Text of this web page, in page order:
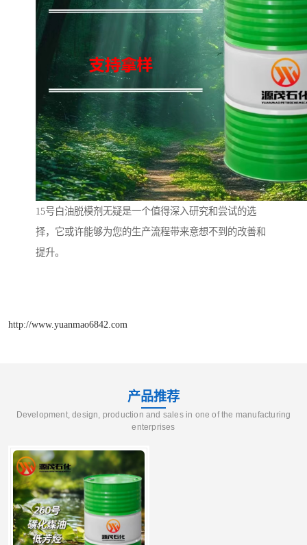
15号白油脱模剂无疑是一个值得深入研究和尝试的选
择，它或许能够为您的生产流程带来意想不到的改善和
提升。
http://www.yuanmao6842.com
产品推荐
Development, design, production and sales in one of the manufacturing
enterprises